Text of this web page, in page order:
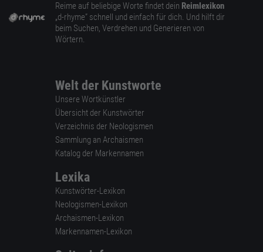
Reime auf beliebige Worte findet dein Reimlexikon
„d-rhyme” schnell und einfach für dich. Und hilft dir
beim Suchen, Verdrehen und Generieren von
Wörtern.
Welt der Kunstworte
Unsere Wortkünstler
Übersicht der Kunstwörter
Verzeichnis der Neologismen
Sammlung an Archaismen
Katalog der Markennamen
Lexika
Kunstwörter-Lexikon
Neologismen-Lexikon
Archaismen-Lexikon
Markennamen-Lexikon